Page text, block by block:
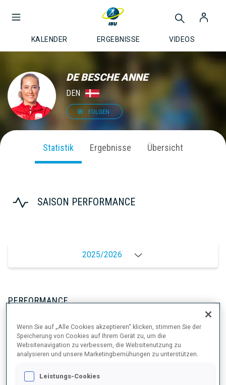
KALENDER ERGEBNISSE VIDEOS
DE BESCHE ANNE
DEN
FOLGEN
Statistik Ergebnisse Übersicht
SAISON PERFORMANCE
2025/2026
PERFORMANCE
SKIZEIT HINTER DER SPITZE
Wenn Sie auf „Alle Cookies akzeptieren“ klicken, stimmen Sie der
Speicherung von Cookies auf Ihrem Gerät zu, um die
Websitenavigation zu verbessern, die Websitenutzung zu
analysieren und unsere Marketingbemühungen zu unterstützen.
Leistungs-Cookies